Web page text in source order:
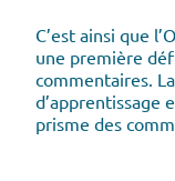
C’est ainsi que
une première
commentaires.
d’apprentissage
prisme des